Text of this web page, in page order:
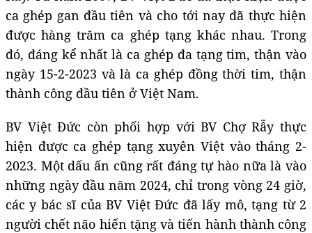
ca ghép gan đầu tiên và cho tới nay đã thực hiện
được hàng trăm ca ghép tạng khác nhau. Trong
đó, đáng kể nhất là ca ghép đa tạng tim, thận vào
ngày 15-2-2023 và là ca ghép đồng thời tim, thận
thành công đầu tiên ở Việt Nam.
BV Việt Đức còn phối hợp với BV Chợ Rẫy thực
hiện được ca ghép tạng xuyên Việt vào tháng 2-
2023. Một dấu ấn cũng rất đáng tự hào nữa là vào
những ngày đầu năm 2024, chỉ trong vòng 24 giờ,
các y bác sĩ của BV Việt Đức đã lấy mô, tạng từ 2
người chết não hiến tặng và tiến hành thành công